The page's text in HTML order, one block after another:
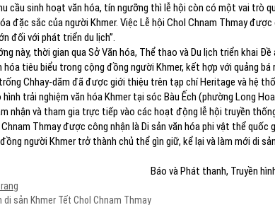
cầu sinh hoạt văn hóa, tín ngưỡng thì lễ hội còn có một vai trò
đặc sắc của người Khmer. Việc Lễ hội Chol Chnam Thmay
đối với phát triển du lịch”.
này, thời gian qua Sở Văn hóa, Thể thao và Du lịch triển khai
hóa tiêu biểu trong cộng đồng người Khmer, kết hợp với quảng
Chhay-dăm đã được giới thiệu trên tạp chí Heritage và hệ
hình trải nghiệm văn hóa Khmer tại sóc Bàu Ếch (phường Long
nhận và tham gia trực tiếp vào các hoạt động lễ hội truyền
Thmay được công nhận là Di sản văn hóa phi vật thể
người Khmer trở thành chủ thể gìn giữ, kể lại và làm mới di
Báo và Phát thanh, Truyền
di sản Khmer Tết Chol Chnam Thmay